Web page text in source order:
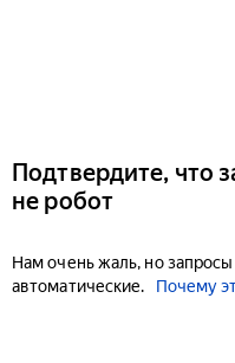
Подтвердите, что
не робот
Нам очень жаль, но
автоматические.
Почему